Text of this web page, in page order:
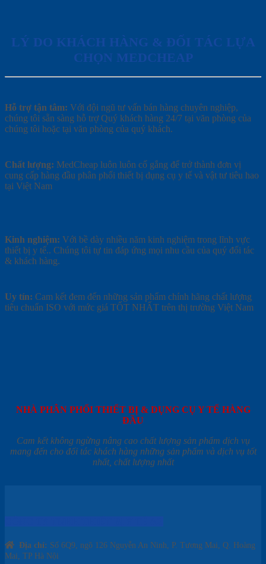
LÝ DO KHÁCH HÀNG & ĐỐI TÁC LỰA
CHỌN MEDCHEAP
Hỗ trợ tận tâm: Với đội ngũ tư vấn bán hàng chuyên nghiệp,
chúng tôi sẵn sàng hỗ trợ Quý khách hàng 24/7 tại văn phòng của
chúng tôi hoặc tại văn phòng của quý khách.
Chất lượng: MedCheap luôn luôn cố gắng để trở thành đơn vị
cung cấp hàng đầu phân phối thiết bị dụng cụ y tế và vật tư tiêu hao
tại Việt Nam
Kinh nghiệm: Với bề dày nhiều năm kinh nghiệm trong lĩnh vực
thiết bị y tế.. Chúng tôi tự tin đáp ứng mọi nhu cầu của quý đối tác
& khách hàng.
Uy tín: Cam kết đem đến những sản phẩm chính hãng chất lượng
tiêu chuẩn ISO với mức giá TỐT NHẤT trên thị trường Việt Nam
NHÀ PHÂN PHỐI THIẾT BỊ & DỤNG CỤ Y TẾ HÀNG
ĐẦU
Cam kết không ngừng nâng cao chất lượng sản phẩm dịch vụ
mang đến cho đối tác khách hàng những sản phẩm và dịch vụ tốt
nhất, chất lượng nhất
Địa chỉ: Số 6Q9, ngõ 126 Nguyễn An Ninh, P. Tương Mai, Q. Hoàng
Mai, TP Hà Nội